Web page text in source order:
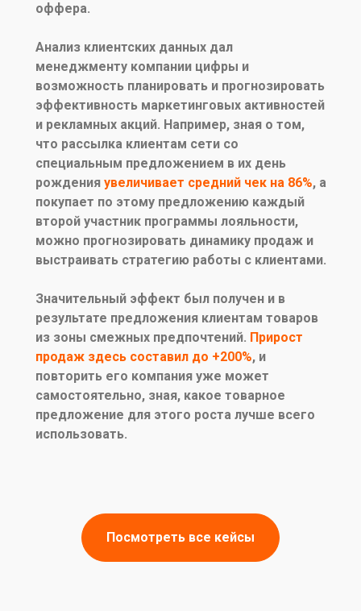
оффера.
Анализ клиентских данных дал
менеджменту компании цифры и
возможность планировать и прогнозировать
эффективность маркетинговых активностей
и рекламных акций. Например, зная о том,
что рассылка клиентам сети со
специальным предложением в их день
рождения увеличивает средний чек на 86%, а
покупает по этому предложению каждый
второй участник программы лояльности,
можно прогнозировать динамику продаж и
выстраивать стратегию работы с клиентами.
Значительный эффект был получен и в
результате предложения клиентам товаров
из зоны смежных предпочтений. Прирост
продаж здесь составил до +200%, и
повторить его компания уже может
самостоятельно, зная, какое товарное
предложение для этого роста лучше всего
использовать.
Посмотреть все кейсы